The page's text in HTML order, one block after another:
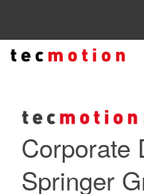
Corporate
Springer